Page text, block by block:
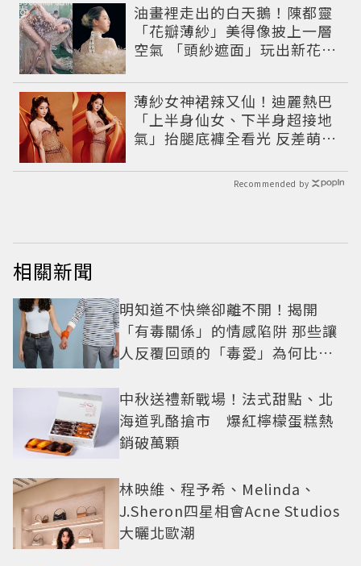
油畫裡走出的白天鵝！陳都靈
「花瓣薄紗」美得像披上一層
空氣 「頭紗遮面」玩出新花樣
薄紗女神裙辣又仙！迪麗熱巴
「上半身仙女、下半身超接地
氣」抬腿底褲全看光 反差萌穿
Recommended by
相關新聞
明知道不快樂卻離不開！揭開
「有毒關係」的情感陷阱 那些讓
人反覆回頭的「毒愛」為何比菸
中秋送禮新戰場！法式甜點、北
海道乳酪搶市 爆紅檸檬蛋糕熱
銷破萬顆
林映維、程予希、Melinda、
J.Sheron四星相會Acne Studios
大曬北歐潮